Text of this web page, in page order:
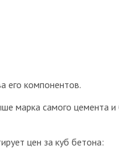
его компонентов.
марка самого цемента
цен за куб бетона: